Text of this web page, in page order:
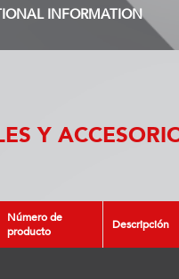
INFORMATION
Y
Número de
producto
Descripción